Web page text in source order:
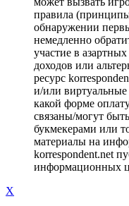
правила
обнаружении
немедленно
участие в
доходов или
ресурс
и/или
какой форме
связаны/могут
букмекерами или
материалы на
korrespondent.net
информационных
X